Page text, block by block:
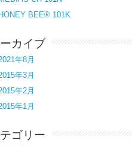
HONEY BEE® 101K
カイブ
年8月
年3月
年2月
年1月
ゴリー